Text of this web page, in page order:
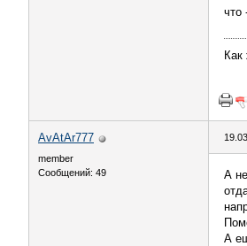
что
AvAtAr777
member
Сообщений: 49
А
А